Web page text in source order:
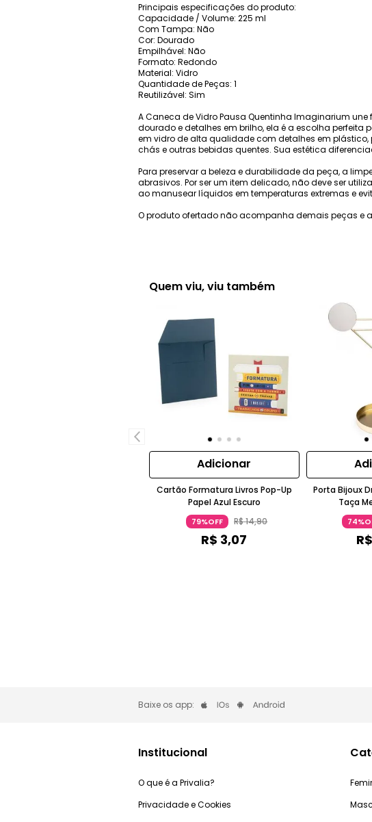
Principais especificações do produto:
Capacidade / Volume: 225 ml
Com Tampa: Não
Cor: Dourado
Empilhável: Não
Formato: Redondo
Material: Vidro
Quantidade de Peças: 1
Reutilizável: Sim
A Caneca de Vidro Pausa Quentinha Imaginarium
dourado e detalhes em brilho, ela é a escolha
em vidro de alta qualidade com detalhes em plástico,
chás e outras bebidas quentes. Sua estética
Para preservar a beleza e durabilidade da peça, a
abrasivos. Por ser um item delicado, não deve ser
ao manusear líquidos em temperaturas extremas e
O produto ofertado não acompanha demais peças e
Quem viu, viu também
Adicionar
Cartão Formatura Livros Pop-Up
Papel Azul Escuro
79%OFF R$14,90
R$ 3,07
Porta Bijoux
Taça
R$
Baixe os app:
Institucional
O que é a Privalia?
Privacidade e Cookies